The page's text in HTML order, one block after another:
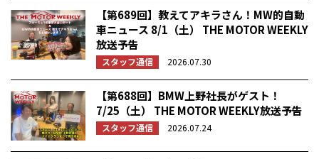
【第689回】教えてアキラさん！MW的自動
車ニュース 8/1（土） THE MOTOR WEEKLY
放送予告
スタッフ通信 2026.07.30
【第688回】BMW上野社長がゲスト！
7/25（土） THE MOTOR WEEKLY放送予告
スタッフ通信 2026.07.24